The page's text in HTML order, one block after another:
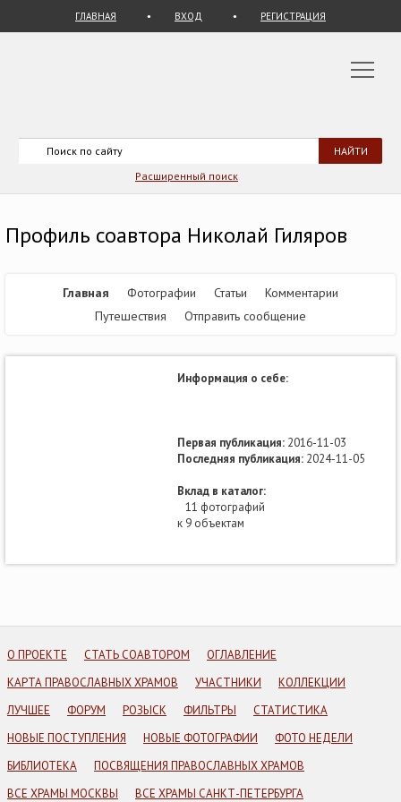
ГЛАВНАЯ ВХОД РЕГИСТРАЦИЯ
Расширенный поиск
Профиль соавтора Николай Гиляров
Главная Фотографии Статьи
Комментарии
Путешествия
Отправить сообщение
Информация о себе:
Первая публикация: 2016-11-03
Последняя публикация: 2024-11-05
Вклад в каталог:
11 фотографий
к 9 объектам
О ПРОЕКТЕ СТАТЬ СОАВТОРОМ
ОГЛАВЛЕНИЕ
КАРТА ПРАВОСЛАВНЫХ ХРАМОВ
УЧАСТНИКИ
КОЛЛЕКЦИИ
ЛУЧШЕЕ
ФОРУМ РОЗЫСК ФИЛЬТРЫ
СТАТИСТИКА
НОВЫЕ ПОСТУПЛЕНИЯ
НОВЫЕ ФОТОГРАФИИ
ФОТО НЕДЕЛИ
БИБЛИОТЕКА
ПОСВЯЩЕНИЯ ПРАВОСЛАВНЫХ ХРАМОВ
ВСЕ ХРАМЫ МОСКВЫ
ВСЕ ХРАМЫ САНКТ-ПЕТЕРБУРГА